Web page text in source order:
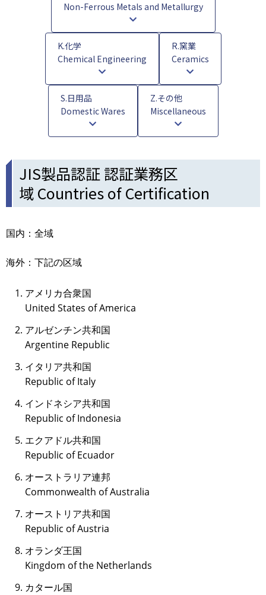
Non-Ferrous Metals and Metallurgy
K.化学
Chemical Engineering
R.窯業
Ceramics
S.日用品
Domestic Wares
Z.その他
Miscellaneous
JIS製品認証 認証業務区
域 Countries of Certification
国内：全域
海外：下記の区域
アメリカ合衆国
United States of America
アルゼンチン共和国
Argentine Republic
イタリア共和国
Republic of Italy
インドネシア共和国
Republic of Indonesia
エクアドル共和国
Republic of Ecuador
オーストラリア連邦
Commonwealth of Australia
オーストリア共和国
Republic of Austria
オランダ王国
Kingdom of the Netherlands
カタール国